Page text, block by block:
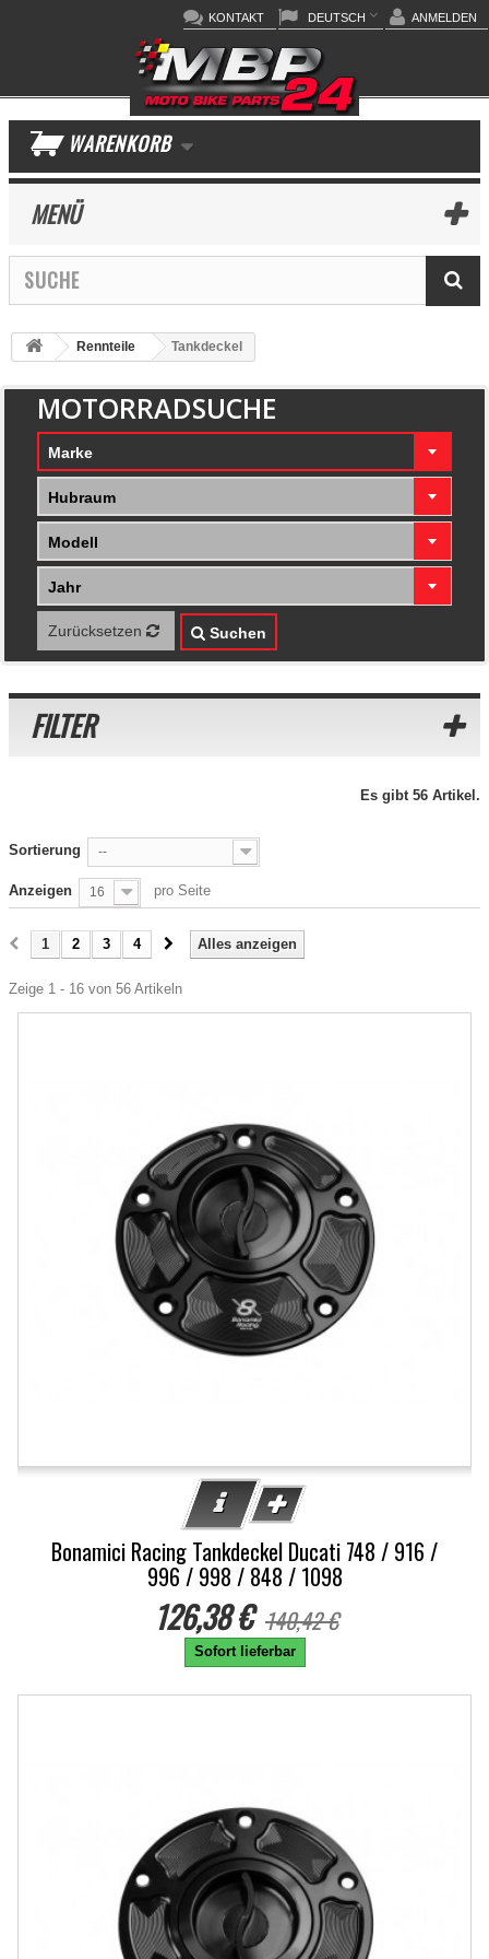
ANMELDEN
DEUTSCH
KONTAKT
WARENKORB
MENÜ
Rennteile Tankdeckel
MOTORRADSUCHE
Marke
Hubraum
Modell
Jahr
Zurücksetzen Suchen
FILTER
Es gibt 56 Artikel.
Sortierung --
Anzeigen 16 pro Seite
Alles anzeigen
1 2 3 4
Zeige 1 - 16 von 56 Artikeln
Bonamici Racing Tankdeckel Ducati 748 / 916 /
996 / 998 / 848 / 1098
126,38 € 140,42 €
Sofort lieferbar